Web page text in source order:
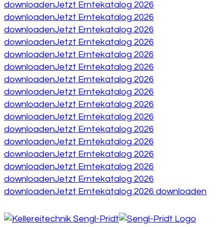
downloadenJetzt Erntekatalog 2026
downloadenJetzt Erntekatalog 2026
downloadenJetzt Erntekatalog 2026
downloadenJetzt Erntekatalog 2026
downloadenJetzt Erntekatalog 2026
downloadenJetzt Erntekatalog 2026
downloadenJetzt Erntekatalog 2026
downloadenJetzt Erntekatalog 2026
downloadenJetzt Erntekatalog 2026
downloadenJetzt Erntekatalog 2026
downloadenJetzt Erntekatalog 2026
downloadenJetzt Erntekatalog 2026
downloadenJetzt Erntekatalog 2026
downloadenJetzt Erntekatalog 2026
downloadenJetzt Erntekatalog 2026
downloadenJetzt Erntekatalog 2026 downloaden